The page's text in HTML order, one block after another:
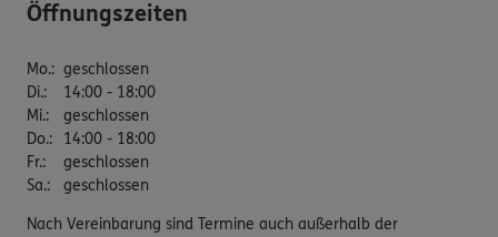
Öffnungszeiten
Mo.: geschlossen
Di.:
14:00 - 18:00
Mi.:
geschlossen
Do.:
14:00 - 18:00
Fr.:
geschlossen
Sa.: geschlossen
Nach Vereinbarung sind Termine auch außerhalb der